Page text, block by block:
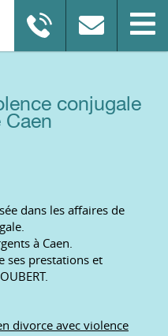
conjugale
Caen
dans les affaires de
à Caen.
ses prestations et
divorce avec violence